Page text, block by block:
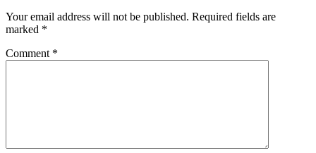
Your email address will not be published. Required fields are
marked *
Comment *